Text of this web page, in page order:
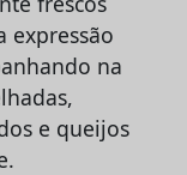
expressão
na
e queijos